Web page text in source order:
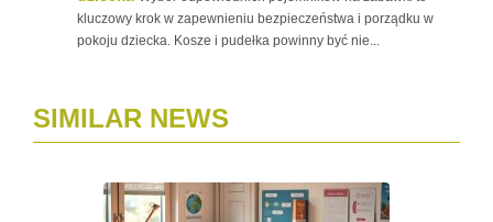
kluczowy krok w zapewnieniu bezpieczeństwa i porządku w
pokoju dziecka. Kosze i pudełka powinny być nie...
SIMILAR NEWS